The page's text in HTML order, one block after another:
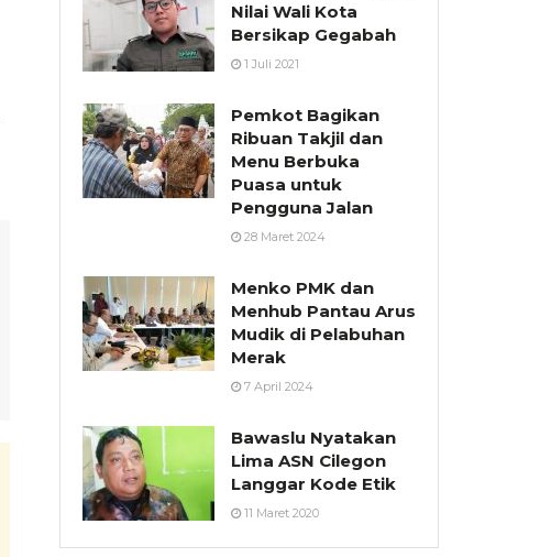
Nilai Wali Kota
Bersikap Gegabah
1 Juli 2021
Pemkot Bagikan
Ribuan Takjil dan
Menu Berbuka
Puasa untuk
Pengguna Jalan
28 Maret 2024
Menko PMK dan
Menhub Pantau Arus
Mudik di Pelabuhan
Merak
7 April 2024
Bawaslu Nyatakan
Lima ASN Cilegon
Langgar Kode Etik
11 Maret 2020